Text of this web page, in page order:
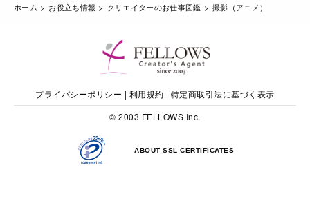
ホーム お役立ち情報 クリエイターのお仕事図鑑 撮影（アニメ）
プライバシーポリシー | 利用規約 | 特定商取引法に基づく表示
© 2003 FELLOWS Inc.
ABOUT SSL CERTIFICATES